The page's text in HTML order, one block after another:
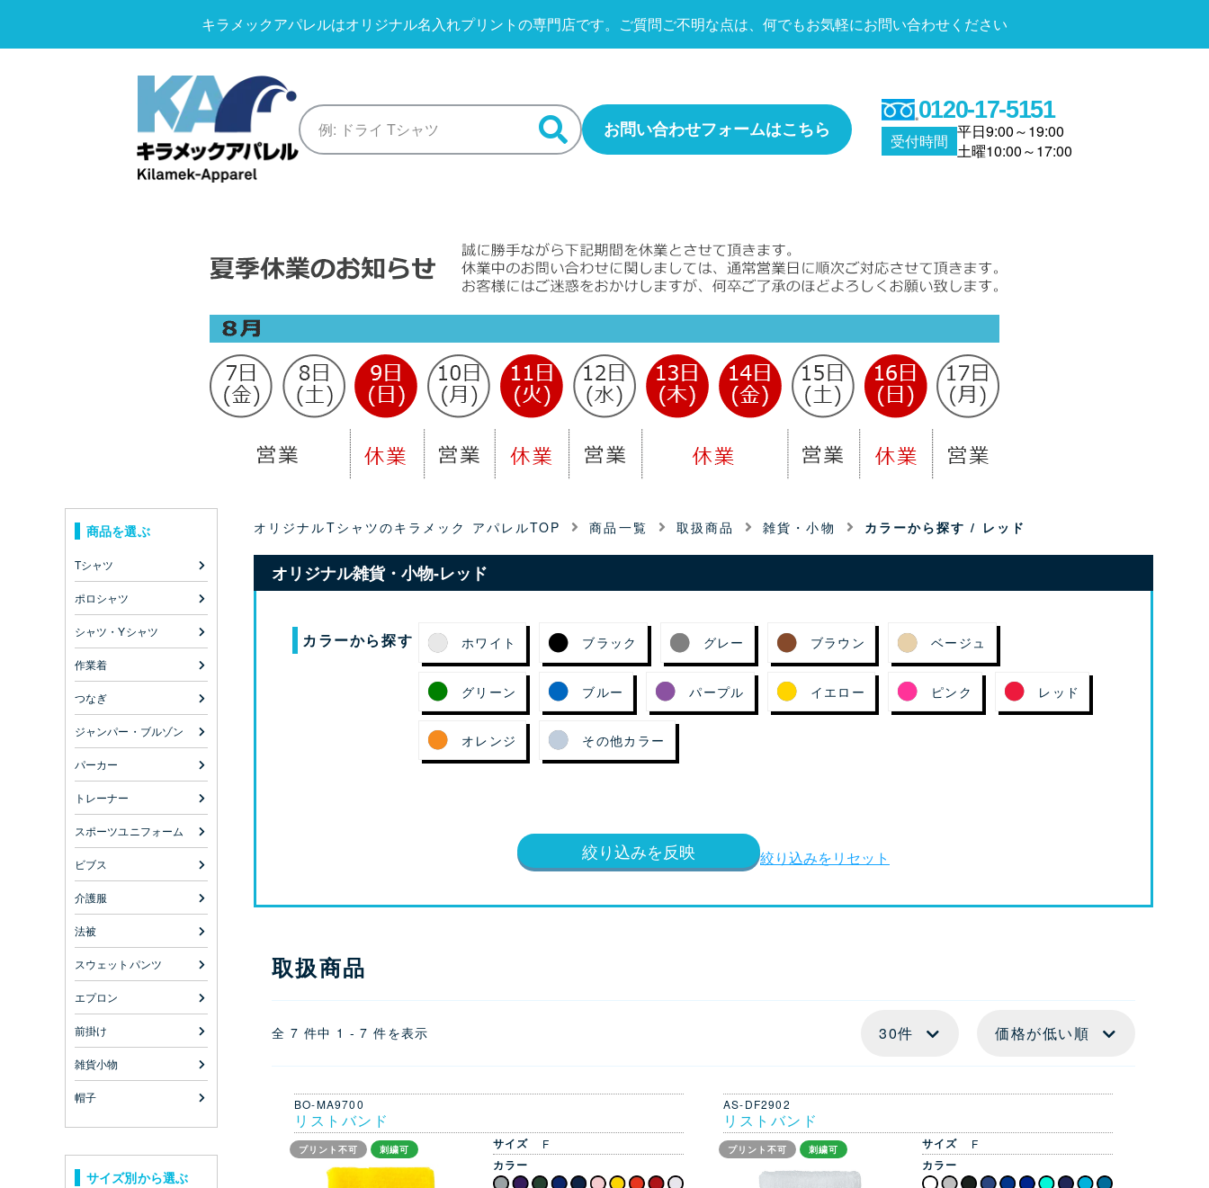
キラメックアパレルはオリジナル名入れプリントの専門店です。 ご質問ご不明な点は、何でもお気軽にお問い合わせください
お問い合わせフォームはこちら
0120-17-5151
受付時間 平日9:00～19:00
土曜10:00～17:00
商品を選ぶ
Tシャツ
ポロシャツ
シャツ・Yシャツ
作業着
つなぎ
ジャンパー・ブルゾン
パーカー
トレーナー
スポーツユニフォーム
ビブス
介護服
法被
スウェットパンツ
エプロン
前掛け
雑貨小物
帽子
サイズ別から選ぶ
オリジナルTシャツのキラメック アパレルTOP 商品一覧 取扱商品 雑貨・小物 カラーから探す / レッド
オリジナル雑貨・小物-レッド
カラーから探す ホワイト ブラック グレー ブラウン ベージュ
グリーン ブルー パープル イエロー ピンク レッド
オレンジ その他カラー
絞り込みを反映 絞り込みをリセット
取扱商品
全 7 件中 1 - 7 件を表示
BO-MA9700
リストバンド
プリント不可 刺繍可 サイズ F
カラー
AS-DF2902
リストバンド
プリント不可 刺繍可 サイズ F
カラー